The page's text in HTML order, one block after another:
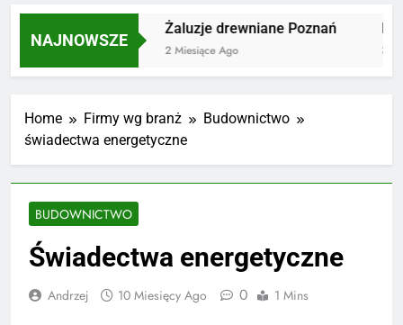
NAJNOWSZE
Żaluzje drewniane Poznań
2 Miesiące Ago 3
Home Firmy wg branż
Budownictwo
świadectwa energetyczne
BUDOWNICTWO
Świadectwa energetyczne
Andrzej 10 Miesięcy Ago 0 1 Mins